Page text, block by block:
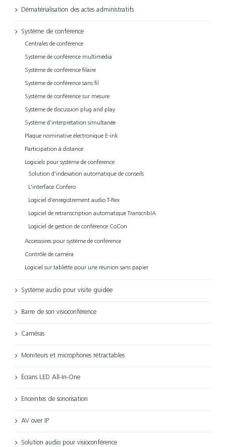
Dématérialisation des actes administratifs
Système de conférence
Centrales de conférence
Système de conférence multimédia
Système de conférence filaire
Système de conférence sans fil
Système de conférence sur mesure
Système de discussion plug and play
Système d'interprétation simultanée
Plaque nominative électronique E-ink
Participation à distance
Logiciels pour système de conférence
Solution d'indexation automatique de conseils
L'interface Confero
Logiciel d'enregistrement audio T-Rex
Logiciel de retranscription automatique TranscribIA
Logiciel de gestion de conférence CoCon
Accessoires pour système de conférence
Contrôle de caméra
Logiciel sur tablette pour une réunion sans papier
Système audio pour visite guidée
Barre de son visioconférence
Caméras
Moniteurs et microphones rétractables
Écrans LED All-In-One
Enceintes de sonorisation
AV over IP
Solution audio pour visioconférence